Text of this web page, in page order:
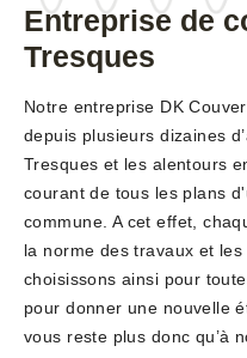
Entreprise de
Tresques
Notre entreprise DK
depuis plusieurs dizaines
Tresques et les alentours
courant de tous les plans
commune. A cet effet,
la norme des travaux et
choisissons ainsi pour
pour donner une nouvelle
vous reste plus donc qu’à